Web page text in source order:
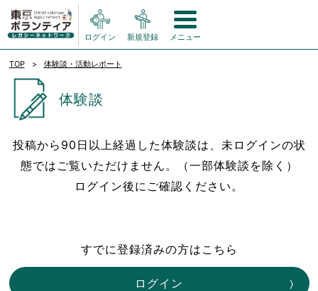
ログイン 新規登録 メニュー
TOP 体験談・活動レポート
体験談
投稿から90日以上経過した体験談は、未ログインの状
態ではご覧いただけません。（一部体験談を除く）
ログイン後にご確認ください。
すでに登録済みの方はこちら
ログイン